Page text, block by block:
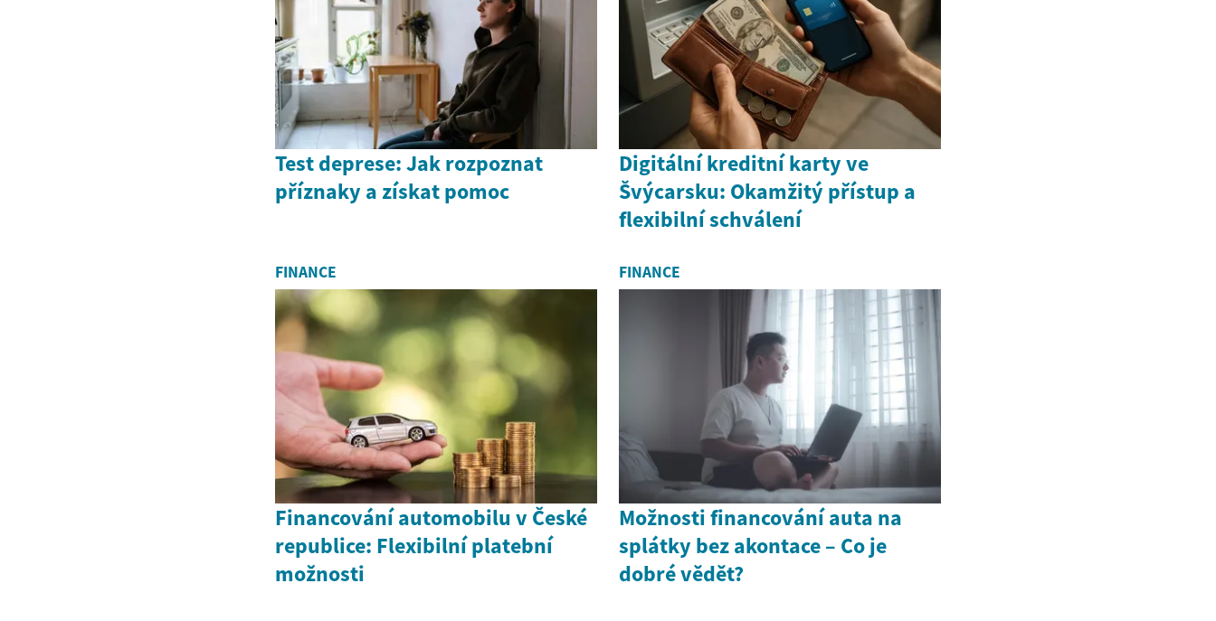
Test deprese: Jak rozpoznat
příznaky a získat pomoc
Digitální kreditní karty ve
Švýcarsku: Okamžitý přístup a
flexibilní schválení
FINANCE
Financování automobilu v České
republice: Flexibilní platební
možnosti
FINANCE
Možnosti financování auta na
splátky bez akontace – Co je
dobré vědět?